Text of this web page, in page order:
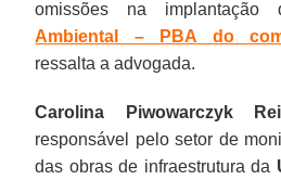
omissões na implantação
Ambiental – PBA
do
ressalta a advogada.
Carolina Piwowarczyk
responsável pelo setor de
das obras de infraestrutura da